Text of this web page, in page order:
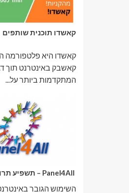
קאשדו תוכנית שותפים
קאשדו היא פלטפורמה
קאשבק באינטרנט תוך
המתקדמות ביותר על...
השימוש הגובר